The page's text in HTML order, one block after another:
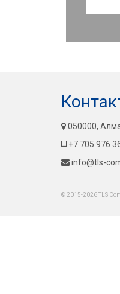
050000,
+7 705 976
info@tls-
© 2015-2026 TLS